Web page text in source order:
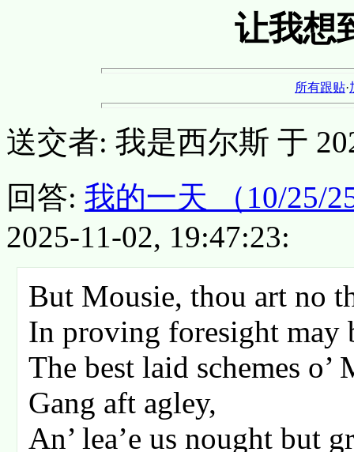
让我想
所有跟贴·
送交者: 我是西尔斯 于
回答: 我的一天 （10/25/
2025-11-02, 19:47:23:
But Mousie, thou art no
In proving foresight may
The best laid schemes o’
Gang aft agley,
An’ lea’e us nought but